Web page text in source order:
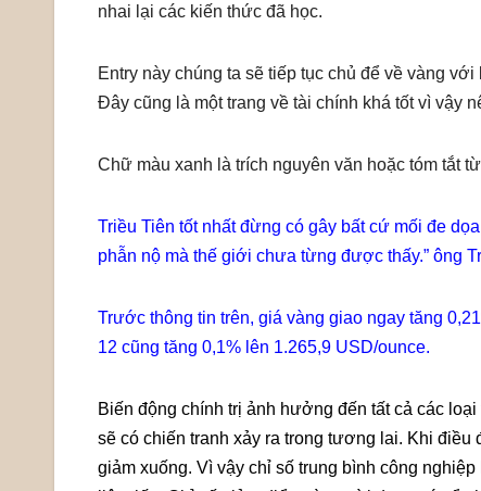
nhai lại các kiến thức đã học.
Entry này chúng ta sẽ tiếp tục chủ để về vàng
Đây cũng là một trang về tài chính khá tốt vì vậy
Chữ màu xanh là trích nguyên văn hoặc tóm tắt
Triều Tiên tốt nhất đừng có gây bất cứ mối đe
phẫn nộ mà thế giới chưa từng được thấy.” ông
Trước thông tin trên, giá vàng giao ngay tăng
12 cũng tăng 0,1% lên 1.265,9 USD/ounce.
Biến động chính trị ảnh hưởng đến tất cả các
sẽ có chiến tranh xảy ra trong tương lai. Khi
giảm xuống. Vì vậy chỉ số trung bình công